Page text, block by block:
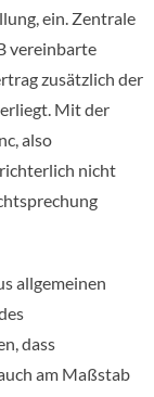
ein. Zentrale
vereinbarte
zusätzlich der
Mit der
also
nicht
allgemeinen
dass
am Maßstab